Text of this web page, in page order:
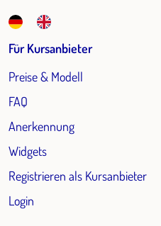
Für Kursanbieter
Preise & Modell
FAQ
Anerkennung
Widgets
Registrieren als Kursanbieter
Login